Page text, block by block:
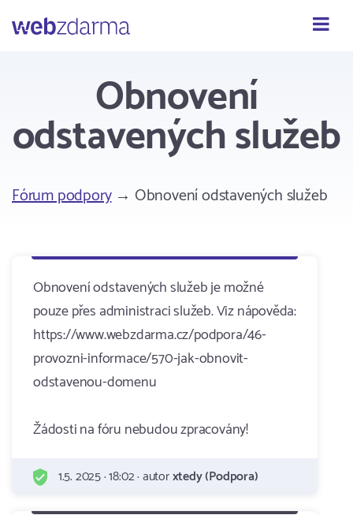
Webzdarma
Obnovení
odstavených služeb
Fórum podpory→ Obnovení odstavených služeb
Obnovení odstavených služeb je možné
pouze přes administraci služeb. Viz nápověda:
https://www.webzdarma.cz/podpora/46-
provozni-informace/570-jak-obnovit-
odstavenou-domenu
Žádosti na fóru nebudou zpracovány!
1.5. 2025 · 18:02 · autorxtedy (Podpora)